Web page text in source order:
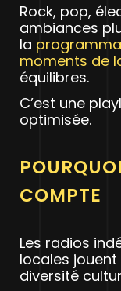
Rock, pop,
ambiances
la
moments de
équilibres.
C’est une
optimisée.
COMPTE
Les radios
locales
diversité